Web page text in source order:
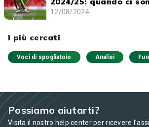
vederli
12/08/2024
I più cercati
Voci di spogliatoio Analisi
Possiamo aiutarti?
Visita il nostro help center per ricevere